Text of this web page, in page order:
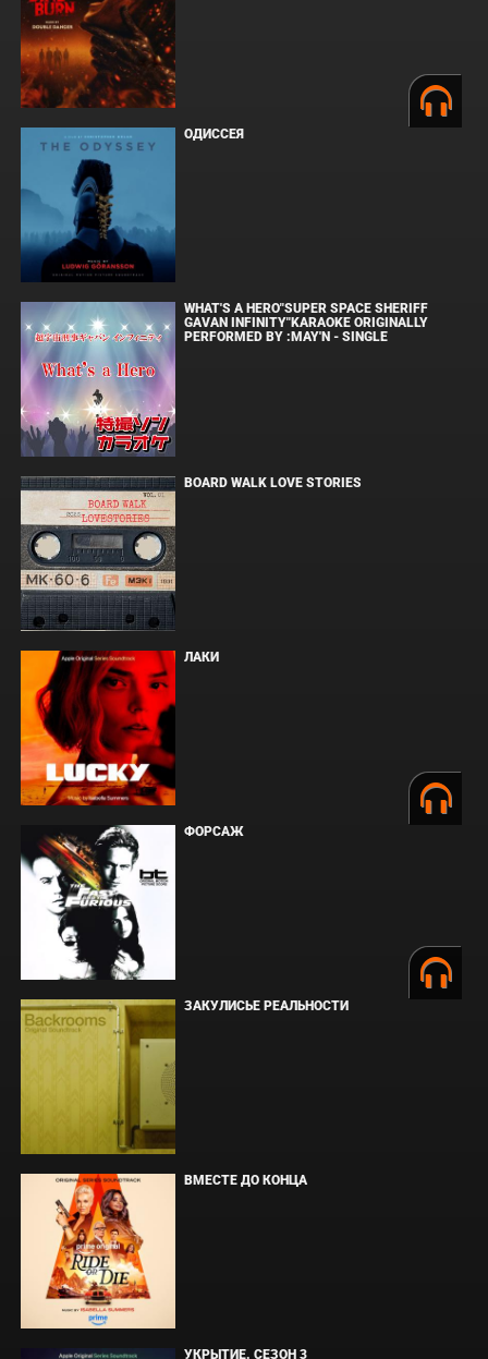
ОДИССЕЯ
WHAT'S A HERO"SUPER SPACE SHERIFF
GAVAN INFINITY"KARAOKE ORIGINALLY
PERFORMED BY :MAY'N - SINGLE
BOARD WALK LOVE STORIES
ЛАКИ
ФОРСАЖ
ЗАКУЛИСЬЕ РЕАЛЬНОСТИ
ВМЕСТЕ ДО КОНЦА
УКРЫТИЕ. СЕЗОН 3